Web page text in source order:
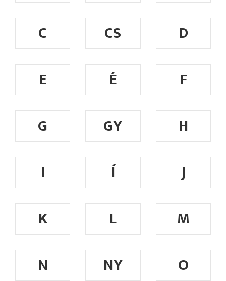
C
CS
D
E
É
F
G
GY
H
I
Í
J
K
L
M
N
NY O